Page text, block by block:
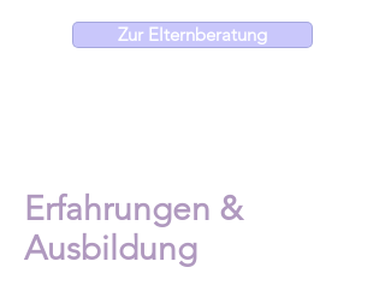
Zur Elternberatung
Erfahrungen &
Ausbildung